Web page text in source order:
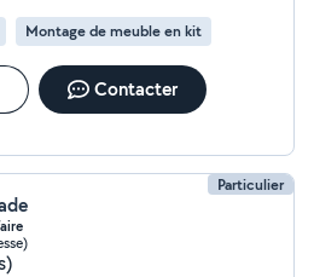
Montage de meuble en kit
Contacter
Particulier